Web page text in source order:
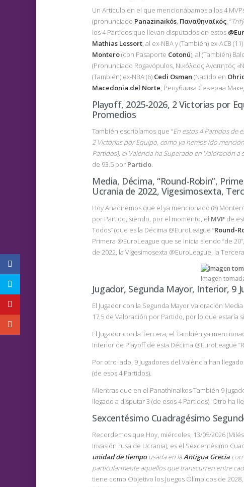
Un Artículo en el que mencionábamos a los 4
(pronunciado Panazinaikós, Παναθηναϊκός, “
los 4 Partidos que llevan disputados en estos
Mathias Lessort, al ex-NBA y (También) ex-ACB (11)
Montero(con Pasaporte Cotonú), al (También)
(Pronunciado Rogavópulos, Νικόλαος Αγαπητός
(También) ex-NBA (6) Cedi Osman (Nacido en
Macedonia del Norte, Република Северна
Playoff, 2025-2026, 2 Victorias por
Promedios
También escribíamos que “En estos 4 Partidos de
2 Victorias por Equipo, como ya hemos ido
Partidos), el València ha Superado en Valoración a
de 93.5 por Partido.
Media, Décima, “Round-Robin”,
Ucrania de 2022, Vigesimosexta,
Hoy Añadiremos que el ya mencionado (8)
por Partido, siendo, por el momento, el MVP de
Todos” (que es la Décima @EuroLeague “Round-
Primera @EuroLeague que se Inicia siendo “de
de 2022, la Vigesimosexta @EuroLeague, la
Imagen
Jugador, Segunda Mayor, Interior, 9
El Jugador con la Segunda Mayor Valoración
17.5 de Valoración por Partido, por lo que estaría
El Jugador con la Tercera, el También ya
Interior de Playoff de esta Décima @EuroLeague
Por otro lado, 9 Jugadores del València han
(de esos 4 Partidos).
Mientras que en el Panathinaikos También 9
llegado a disputar 3 (de esos 4 Partidos), Otro ha
Sexcentésimo Cuadragésimo
Recordemos que Hoy, miércoles, 13/05/2026
Invasión rusa de Ucrania), es el Sexcentésimo
unidad de tiempousada en laAntigua Grecia
particularmente aquellos que transcurren entre
tiene como Objetivo los Juegos Olímpicos de